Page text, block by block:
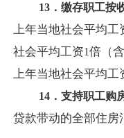
13 ．缴存职工按
上年当地社会平均工
社会平均工资1倍（含
上年当地社会平均工
14 ．支持职工购
贷款带动的全部住房